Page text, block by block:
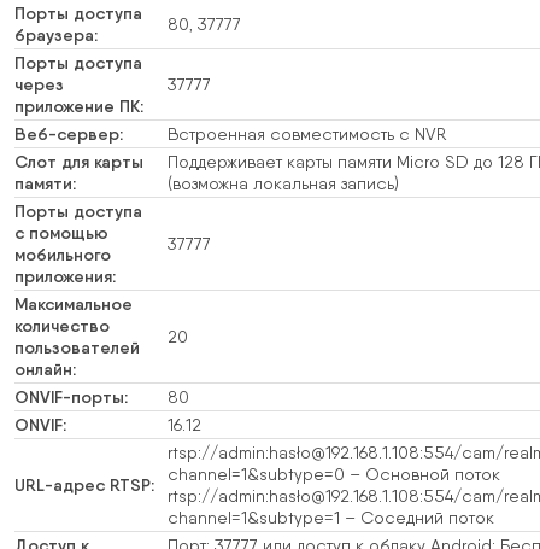
Порты доступа
браузера:
80, 37777
Порты доступа
через
приложение ПК:
37777
Веб-сервер: Встроенная совместимость с NVR
Слот для карты
памяти:
Поддерживает карты памяти Micro SD до 128
(возможна локальная запись)
Порты доступа
с помощью
мобильного
приложения:
37777
Максимальное
количество
пользователей
онлайн:
20
ONVIF-порты: 80
ONVIF: 16.12
URL-адрес RTSP:
rtsp://admin:hasło@192.168.1.108:554/cam/
channel=1&subtype=0 – Основной поток
rtsp://admin:hasło@192.168.1.108:554/cam/
channel=1&subtype=1 – Соседний поток
Порт: 37777 или доступ к облаку Android: